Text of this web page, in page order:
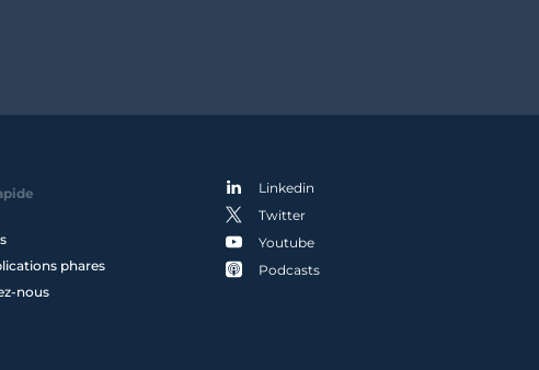
phares
nous
Linkedin
Twitter
Youtube
Podcasts